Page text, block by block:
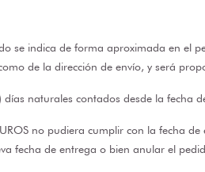
se indica de forma aproximada en el
de la dirección de envío, y será
naturales contados desde la fecha
no pudiera cumplir con la fecha
fecha de entrega o bien anular el